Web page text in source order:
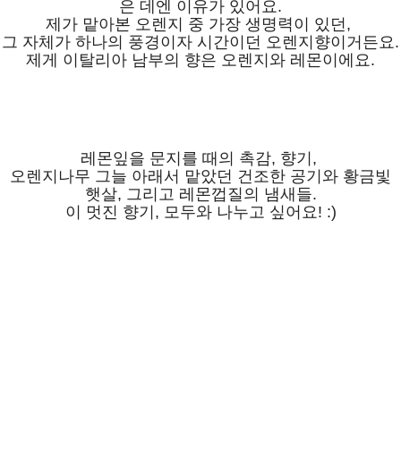
은 데엔 이유가 있어요.
제가 맡아본 오렌지 중 가장 생명력이 있던,
그 자체가 하나의 풍경이자 시간이던 오렌지향이거든요.
제게 이탈리아 남부의 향은 오렌지와 레몬이에요.
레몬잎을 문지를 때의 촉감, 향기,
오렌지나무 그늘 아래서 맡았던 건조한 공기와 황금빛
햇살, 그리고 레몬껍질의 냄새들.
이 멋진 향기, 모두와 나누고 싶어요! :)